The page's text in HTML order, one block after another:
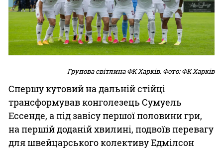
Групова світлина ФК Харків. Фото: ФК Харків
Спершу кутовий на дальній стійці
трансформував конголезець Сумуель
Ессенде, а під завісу першої половини гри,
на першій доданій хвилині, подвоїв перевагу
для швейцарського колективу Едмілсон